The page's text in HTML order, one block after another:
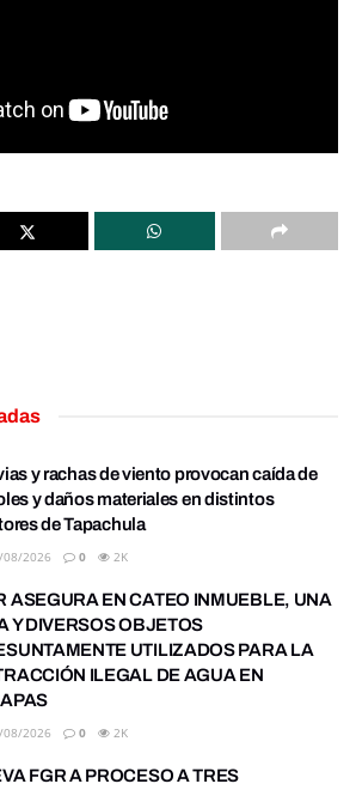
y rachas de viento provocan caída de
y daños materiales en distintos
de Tapachula
08/2026 0 2K
ASEGURA EN CATEO INMUEBLE, UNA
Y DIVERSOS OBJETOS
UTILIZADOS PARA LA
ILEGAL DE AGUA EN
08/2026 0 2K
FGR A PROCESO A TRES